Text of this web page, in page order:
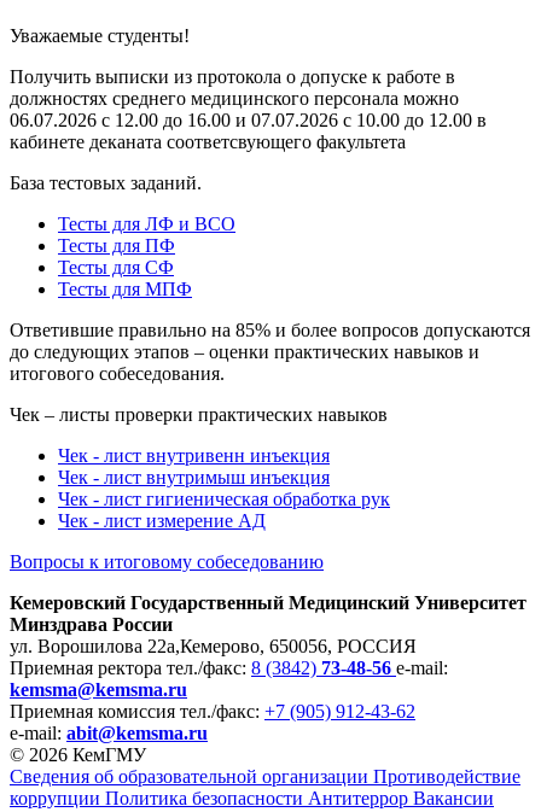
Уважаемые студенты!
Получить выписки из протокола о допуске к работе в
должностях среднего медицинского персонала можно
06.07.2026 с 12.00 до 16.00 и 07.07.2026 с 10.00 до 12.00 в
кабинете деканата соответсвующего факультета
База тестовых заданий.
Тесты для ЛФ и ВСО
Тесты для ПФ
Тесты для СФ
Тесты для МПФ
Ответившие правильно на 85% и более вопросов допускаются
до следующих этапов – оценки практических навыков и
итогового собеседования.
Чек – листы проверки практических навыков
Чек - лист внутривенн инъекция
Чек - лист внутримыш инъекция
Чек - лист гигиеническая обработка рук
Чек - лист измерение АД
Вопросы к итоговому собеседованию
Кемеровский Государственный Медицинский Университет
Минздрава России
ул. Ворошилова 22а,Кемерово, 650056, РОССИЯ
Приемная ректора тел./факс: 8 (3842) 73-48-56 e-mail:
kemsma@kemsma.ru
Приемная комиссия тел./факс: +7 (905) 912-43-62
e-mail: abit@kemsma.ru
© 2026 КемГМУ
Сведения об образовательной организации Противодействие
коррупции Политика безопасности Антитеррор Вакансии